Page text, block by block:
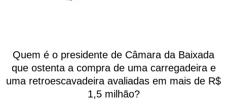
Quem é o presidente de Câmara da Baixada
que ostenta a compra de uma carregadeira e
uma retroescavadeira avaliadas em mais de R$
1,5 milhão?